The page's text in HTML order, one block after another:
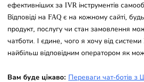
ефективніших за IVR інструментів
Відповіді на FAQ є на кожному сайті,
продукт, послугу чи стан замовлення
чатботи. І єдине, чого я хочу від
найбільш відповідним оператором як
Вам буде цікаво: Переваги чат-ботів з